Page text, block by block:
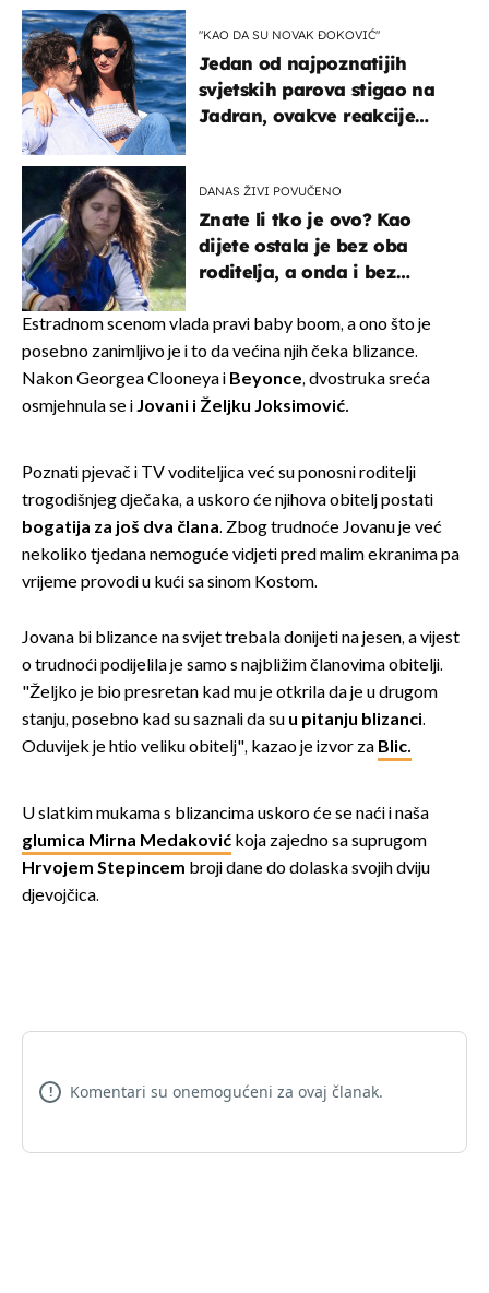
"KAO DA SU NOVAK ĐOKOVIĆ"
Jedan od najpoznatijih
svjetskih parova stigao na
Jadran, ovakve reakcije
DANAS ŽIVI POVUČENO
Znate li tko je ovo? Kao
dijete ostala je bez oba
roditelja, a onda i bez
naslijediti
Estradnom scenom vlada pravi baby boom, a ono što je
posebno zanimljivo je i to da većina njih čeka blizance.
Nakon Georgea Clooneya i Beyonce, dvostruka sreća
osmjehnula se iJovani i Željku Joksimović.
Poznati pjevač i TV voditeljica već su ponosni roditelji
trogodišnjeg dječaka, a uskoro će njihova obitelj postati
bogatija za još dva člana. Zbog trudnoće Jovanu je već
nekoliko tjedana nemoguće vidjeti pred malim ekranima pa
vrijeme provodi u kući sa sinom Kostom.
Jovana bi blizance na svijet trebala donijeti na jesen, a vijest
o trudnoći podijelila je samo s najbližim članovima obitelji.
"Željko je bio presretan kad mu je otkrila da je u drugom
stanju, posebno kad su saznali da su u pitanju blizanci.
Oduvijek je htio veliku obitelj", kazao je izvor za Blic.
U slatkim mukama s blizancima uskoro će se naći i naša
glumica Mirna Medaković koja zajedno sa suprugom
Hrvojem Stepincem broji dane do dolaska svojih dviju
djevojčica.
! Komentari su onemogućeni za ovaj članak.